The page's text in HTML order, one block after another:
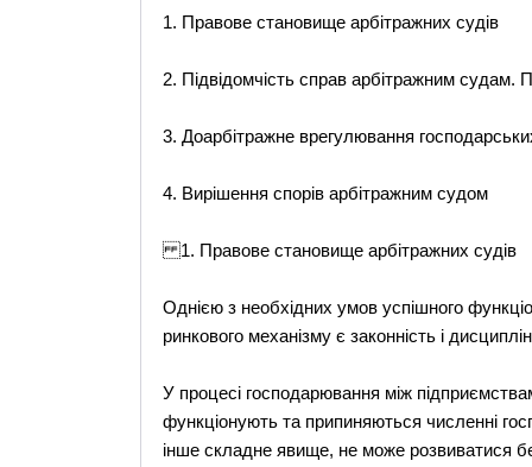
1. Правове становище арбітражних судів
2. Підвідомчість справ арбітражним судам.
3. Доарбітражне врегулювання
4. Вирішення спорів арбітражним судом
1. Правове становище арбітражних судів
Однією з необхідних умов успішного
ринкового механізму є законність і
У процесі господарювання між
функціонують та припиняються численні
інше складне явище, не може розвиватися